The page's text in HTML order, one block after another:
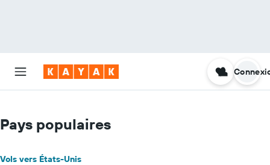
Pays populaires
Vols vers États-Unis